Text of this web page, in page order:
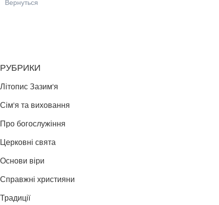
Вернуться
РУБРИКИ
Літопис Зазим'я
Сім'я та виховання
Про богослужіння
Церковні свята
Основи віри
Справжні християни
Традиції